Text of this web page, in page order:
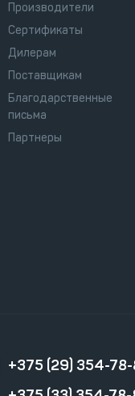
Производители
Сертификаты
Дилерам
Поставщикам
Благодарственные
письма
Партнеры
+375 (29) 354-